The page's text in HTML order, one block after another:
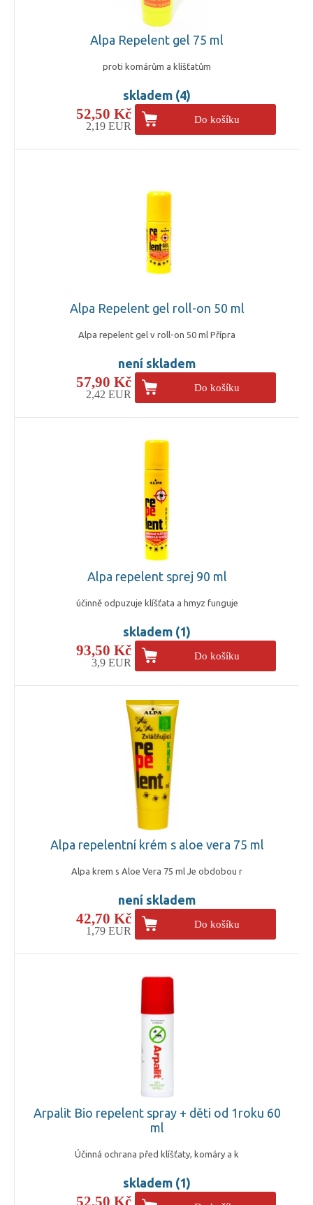
Alpa Repelent gel 75 ml
proti komárům a klíšťatům
skladem (4)
52,50 Kč
2,19 EUR
Do košíku
Alpa Repelent gel roll-on 50 ml
Alpa repelent gel v roll-on 50 ml Přípra
není skladem
57,90 Kč
2,42 EUR
Do košíku
Alpa repelent sprej 90 ml
účinně odpuzuje klíšťata a hmyz funguje
skladem (1)
93,50 Kč
3,9 EUR
Do košíku
Alpa repelentní krém s aloe vera 75 ml
Alpa krem s Aloe Vera 75 ml Je obdobou r
není skladem
42,70 Kč
1,79 EUR
Do košíku
Arpalit Bio repelent spray + děti od 1roku 60
ml
Účinná ochrana před klíšťaty, komáry a k
skladem (1)
52,50 Kč